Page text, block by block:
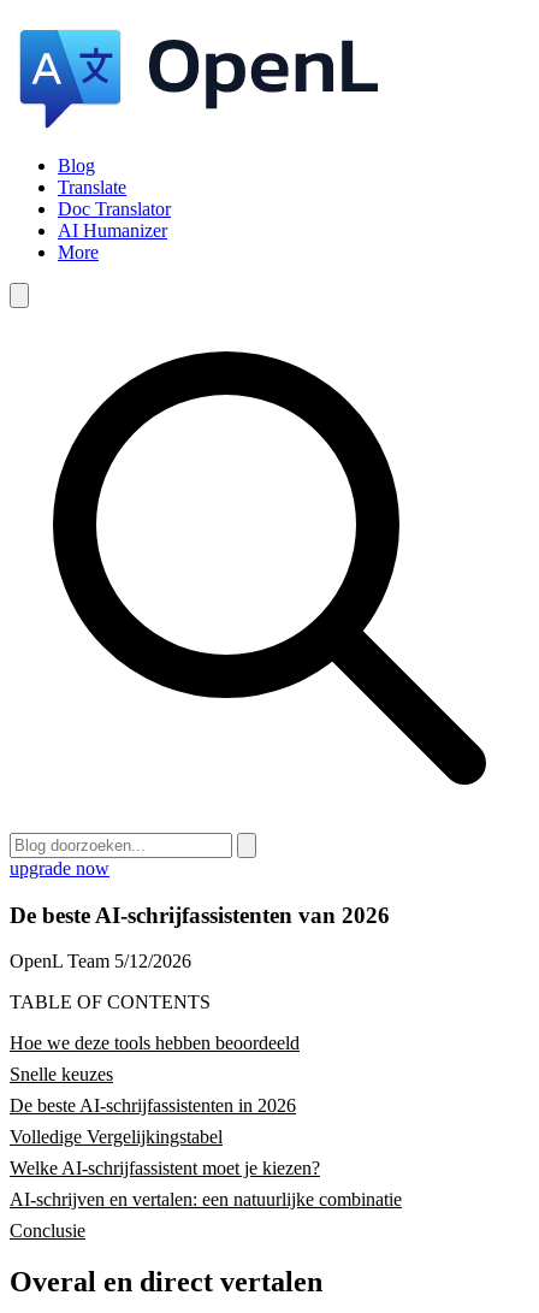
Blog
Translate
Doc Translator
AI Humanizer
More
upgrade now
De beste AI-schrijfassistenten van 2026
OpenL Team 5/12/2026
TABLE OF CONTENTS
Hoe we deze tools hebben beoordeeld
Snelle keuzes
De beste AI-schrijfassistenten in 2026
Volledige Vergelijkingstabel
Welke AI-schrijfassistent moet je kiezen?
AI-schrijven en vertalen: een natuurlijke combinatie
Conclusie
Overal en direct vertalen